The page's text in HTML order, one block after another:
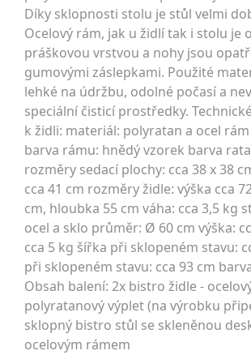
Díky sklopnosti stolu je stůl velmi
Ocelový rám, jak u židlí tak i stolu je
práškovou vrstvou a nohy jsou
gumovými záslepkami. Použité
lehké na údržbu, odolné počasí a
speciální čisticí prostředky.
k židli: materiál: polyratan a ocel
barva rámu: hnědý vzorek barva
rozměry sedací plochy: cca 38 x 38
cca 41 cm rozměry židle: výška cca
cm, hloubka 55 cm váha: cca 3,5 kg
ocel a sklo průměr: Ø 60 cm výška:
cca 5 kg šířka při sklopeném stavu:
při sklopeném stavu: cca 93 cm
Obsah balení: 2x bistro židle -
polyratanový výplet (na výrobku
sklopný bistro stůl se skleněnou
ocelovým rámem